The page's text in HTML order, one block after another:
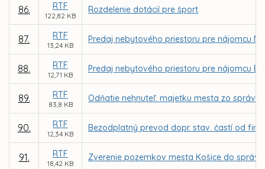
86. RTF
122,82 KB
Rozdelenie dotácií pre šport
87. RTF
13,24 KB
Predaj nebytového priestoru pre nájomcu
88. RTF
12,71 KB
Predaj nebytového priestoru pre nájomcu
89. RTF
83,8 KB
Odňatie nehnuteľ. majetku mesta zo správy
90. RTF
12,34 KB
Bezodplatný prevod dopr. stav. častí od
91. RTF
18,42 KB
Zverenie pozemkov mesta Košice do